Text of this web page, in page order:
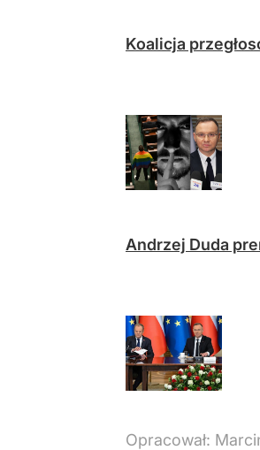
Koalicja
Andrzej Duda
Opracował: